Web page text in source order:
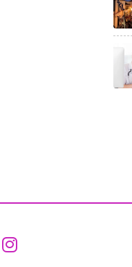
Aceder ao
Aceder ao